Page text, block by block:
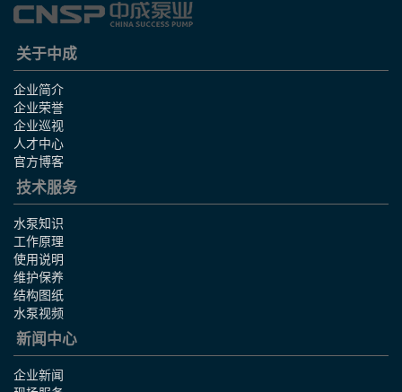
关于中成
企业简介
企业荣誉
企业巡视
人才中心
官方博客
技术服务
水泵知识
工作原理
使用说明
维护保养
结构图纸
水泵视频
新闻中心
企业新闻